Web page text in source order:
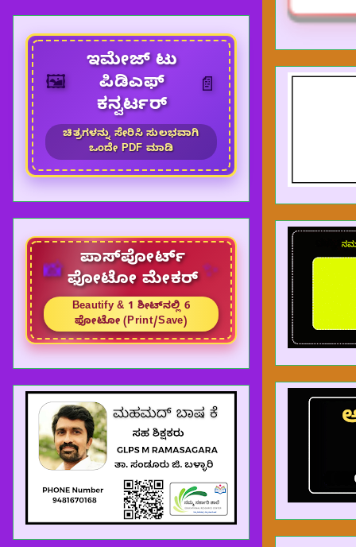
🖼️
ಇಮೇಜ್ ಟು
ಪಿಡಿಎಫ್
ಕನ್ವರ್ಟರ್
📄
ಚಿತ್ರಗಳನ್ನು ಸೇರಿಸಿ ಸುಲಭವಾಗಿ
ಒಂದೇ PDF ಮಾಡಿ
📸
ಪಾಸ್‌ಪೋರ್ಟ್
ಫೋಟೋ ಮೇಕರ್ ✨
Beautify & 1 ಶೀಟ್‌ನಲ್ಲಿ 6
ಫೋಟೋ (Print/Save)